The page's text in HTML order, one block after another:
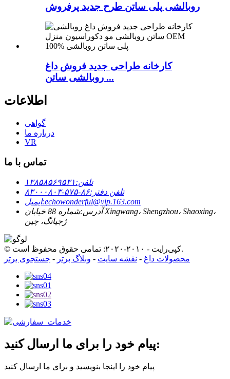
روبالشی پلی ساتن طرح جدید پرفروش
کارخانه طراحی جدید فروش داغ
روبالشی ساتن ...
اطلاعات
گواهی
درباره ما
VR
تماس با ما
تلفن:۱۳۸۵۸۵۶۹۵۳۱
تلفن دفتر:۸۶-۵۷۵-۸۳۰۰۰۸۰۳
ایمیل:echowonderful@vip.163.com
آدرس:
شماره 88 خیابان Xingwang، Shengzhou، Shaoxing،
ژجیانگ، چین
© کپی‌رایت - ۲۰۱۰-۲۰۲۰: تمامی حقوق محفوظ است.
محصولات داغ - نقشه سایت - وبلاگ برتر - جستجوی برتر
پیام خود را برای ما ارسال کنید:
پیام خود را اینجا بنویسید و برای ما ارسال کنید